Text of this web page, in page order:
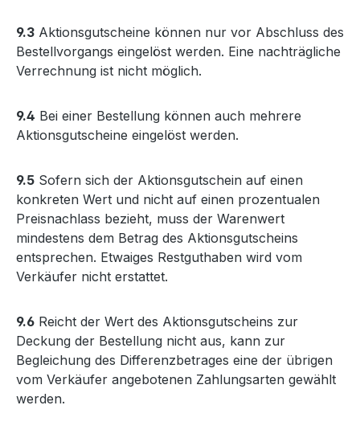
9.3 Aktionsgutscheine können nur vor Abschluss des
Bestellvorgangs eingelöst werden. Eine nachträgliche
Verrechnung ist nicht möglich.
9.4 Bei einer Bestellung können auch mehrere
Aktionsgutscheine eingelöst werden.
9.5 Sofern sich der Aktionsgutschein auf einen
konkreten Wert und nicht auf einen prozentualen
Preisnachlass bezieht, muss der Warenwert
mindestens dem Betrag des Aktionsgutscheins
entsprechen. Etwaiges Restguthaben wird vom
Verkäufer nicht erstattet.
9.6 Reicht der Wert des Aktionsgutscheins zur
Deckung der Bestellung nicht aus, kann zur
Begleichung des Differenzbetrages eine der übrigen
vom Verkäufer angebotenen Zahlungsarten gewählt
werden.